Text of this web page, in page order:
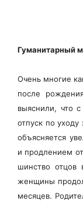
Гуманитарный
Очень многие
после
выяснили, что
отпуск по
объясняется
и продлением
шинство отцов
женщины
месяцев.